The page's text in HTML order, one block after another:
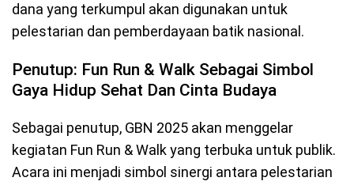
dana yang terkumpul akan digunakan untuk
pelestarian dan pemberdayaan batik nasional.
Penutup: Fun Run & Walk Sebagai Simbol
Gaya Hidup Sehat Dan Cinta Budaya
Sebagai penutup, GBN 2025 akan menggelar
kegiatan Fun Run & Walk yang terbuka untuk publik.
Acara ini menjadi simbol sinergi antara pelestarian